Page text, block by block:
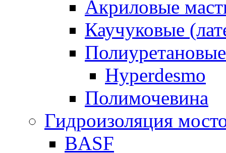
Акриловые
Каучуковые
Hyperdesmo
Полимочевина
Гидроизоляция
BASF